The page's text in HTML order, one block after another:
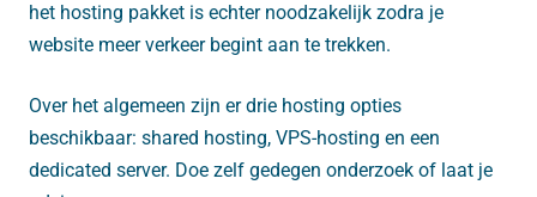
het hosting pakket is echter noodzakelijk zodra je
website meer verkeer begint aan te trekken.
Over het algemeen zijn er drie hosting opties
beschikbaar: shared hosting, VPS-hosting en een
dedicated server. Doe zelf gedegen onderzoek of laat je